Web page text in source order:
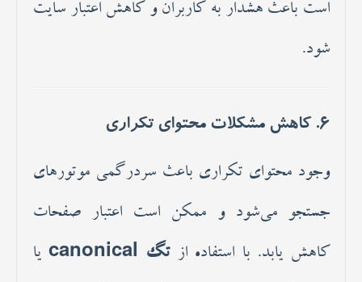
است باعث هشدار به کاربران و کاهش اعتبار سایت
شود.
وجود محتوای تکراری باعث سردرگمی موتورهای
جستجو می‌شود و ممکن است اعتبار صفحات
کاهش یابد. با استفاده از تگ canonical یا